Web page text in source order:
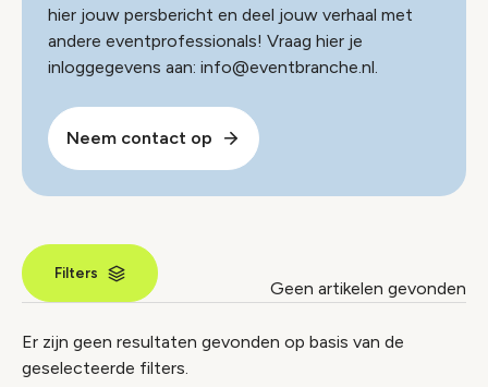
hier jouw persbericht en deel jouw verhaal met
andere eventprofessionals! Vraag hier je
inloggegevens aan: info@eventbranche.nl.
Neem contact op
Filters
Geen artikelen gevonden
Nieuws index
Er zijn geen resultaten gevonden op basis van de
geselecteerde filters.